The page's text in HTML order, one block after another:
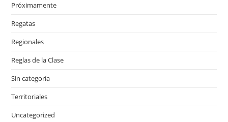
Próximamente
Regatas
Regionales
Reglas de la Clase
Sin categoría
Territoriales
Uncategorized